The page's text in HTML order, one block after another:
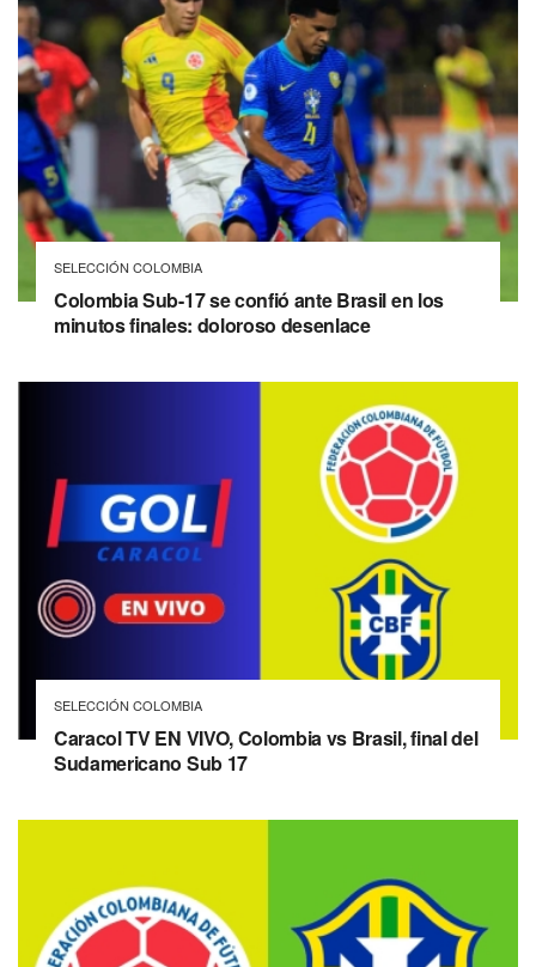
SELECCIÓN COLOMBIA
Colombia Sub-17 se confió ante Brasil en los
minutos finales: doloroso desenlace
SELECCIÓN COLOMBIA
Caracol TV EN VIVO, Colombia vs Brasil, final del
Sudamericano Sub 17